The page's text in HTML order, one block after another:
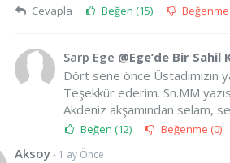
Cevapla Beğen (15)
Sarp Ege @Ege’de Bir Sahil
Dört sene önce Üstadımızın
Teşekkür ederim. Sn.MM
Akdeniz akşamından selam,
Beğen (12) Beğenme (0)
Aksoy- 1 ay Önce